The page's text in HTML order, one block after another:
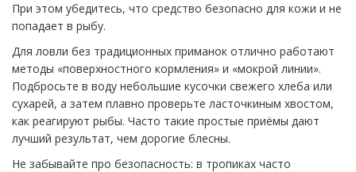
При этом убедитесь, что средство безопасно для кожи и не
попадает в рыбу.
Для ловли без традиционных приманок отлично работают
методы «поверхностного кормления» и «мокрой линии».
Подбросьте в воду небольшие кусочки свежего хлеба или
сухарей, а затем плавно проверьте ласточкиным хвостом,
как реагируют рыбы. Часто такие простые приёмы дают
лучший результат, чем дорогие блесны.
Не забывайте про безопасность: в тропиках часто